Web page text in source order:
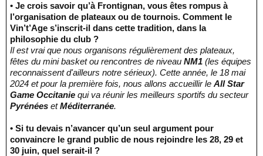
• Je crois savoir qu’à Frontignan, vous êtes rompus à
l’organisation de plateaux ou de tournois. Comment le
Vin’t’Age s’inscrit-il dans cette tradition, dans la
philosophie du club ?
Il est vrai que nous organisons régulièrement des plateaux,
fêtes du mini basket ou rencontres de niveau NM1 (les équipes
reconnaissent d'ailleurs notre sérieux). Cette année, le 18 mai
2024 et pour la première fois, nous allons accueillir le All Star
Game Occitanie qui va réunir les meilleurs sportifs du secteur
Pyrénées etMéditerranée.
• Si tu devais n’avancer qu’un seul argument pour
convaincre le grand public de nous rejoindre les 28, 29 et
30 juin, quel serait-il ?